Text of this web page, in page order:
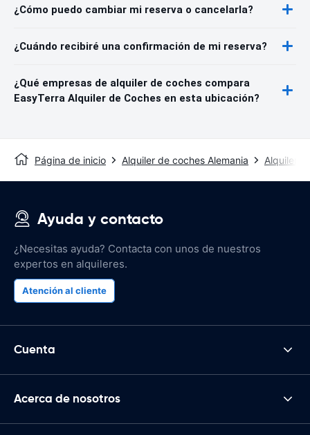
¿Cómo puedo cambiar mi reserva o cancelarla?
¿Cuándo recibiré una confirmación de mi reserva?
¿Qué empresas de alquiler de coches compara
EasyTerra Alquiler de Coches en esta ubicación?
Página de inicio Alquiler de coches Alemania Alquiler
Ayuda y contacto
¿Necesitas ayuda? Contacta con unos de nuestros
expertos en alquileres.
Atención al cliente
Cuenta
Acerca de nosotros